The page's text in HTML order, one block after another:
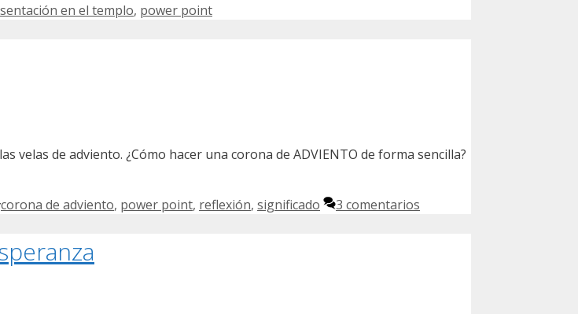
en el templo, power point
de adviento. ¿Cómo hacer una corona de ADVIENTO de forma sencilla?
Etiquetas
corona de adviento, power point, reflexión, significado 3 comentarios